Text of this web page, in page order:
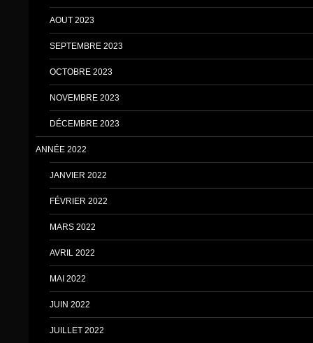
AOUT 2023
SEPTEMBRE 2023
OCTOBRE 2023
NOVEMBRE 2023
DÉCEMBRE 2023
ANNÉE 2022
JANVIER 2022
FÉVRIER 2022
MARS 2022
AVRIL 2022
MAI 2022
JUIN 2022
JUILLET 2022